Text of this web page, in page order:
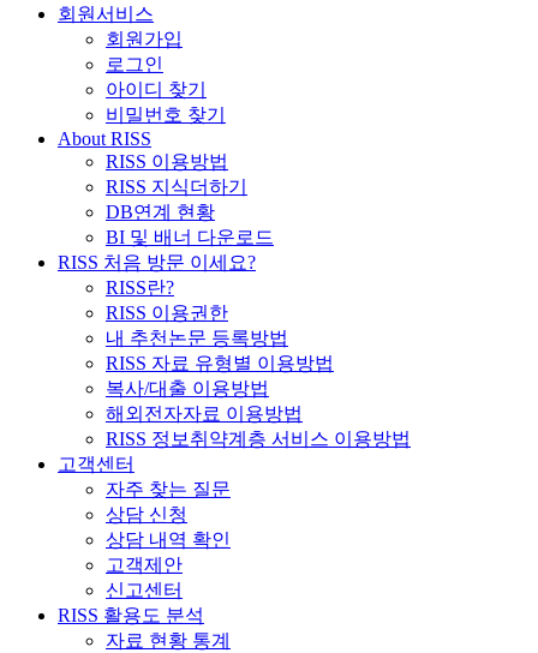
회원서비스
회원가입
로그인
아이디 찾기
비밀번호 찾기
About RISS
RISS 이용방법
RISS 지식더하기
DB연계 현황
BI 및 배너 다운로드
RISS 처음 방문 이세요?
RISS란?
RISS 이용권한
내 추천논문 등록방법
RISS 자료 유형별 이용방법
복사/대출 이용방법
해외전자자료 이용방법
RISS 정보취약계층 서비스 이용방법
고객센터
자주 찾는 질문
상담 신청
상담 내역 확인
고객제안
신고센터
RISS 활용도 분석
자료 현황 통계